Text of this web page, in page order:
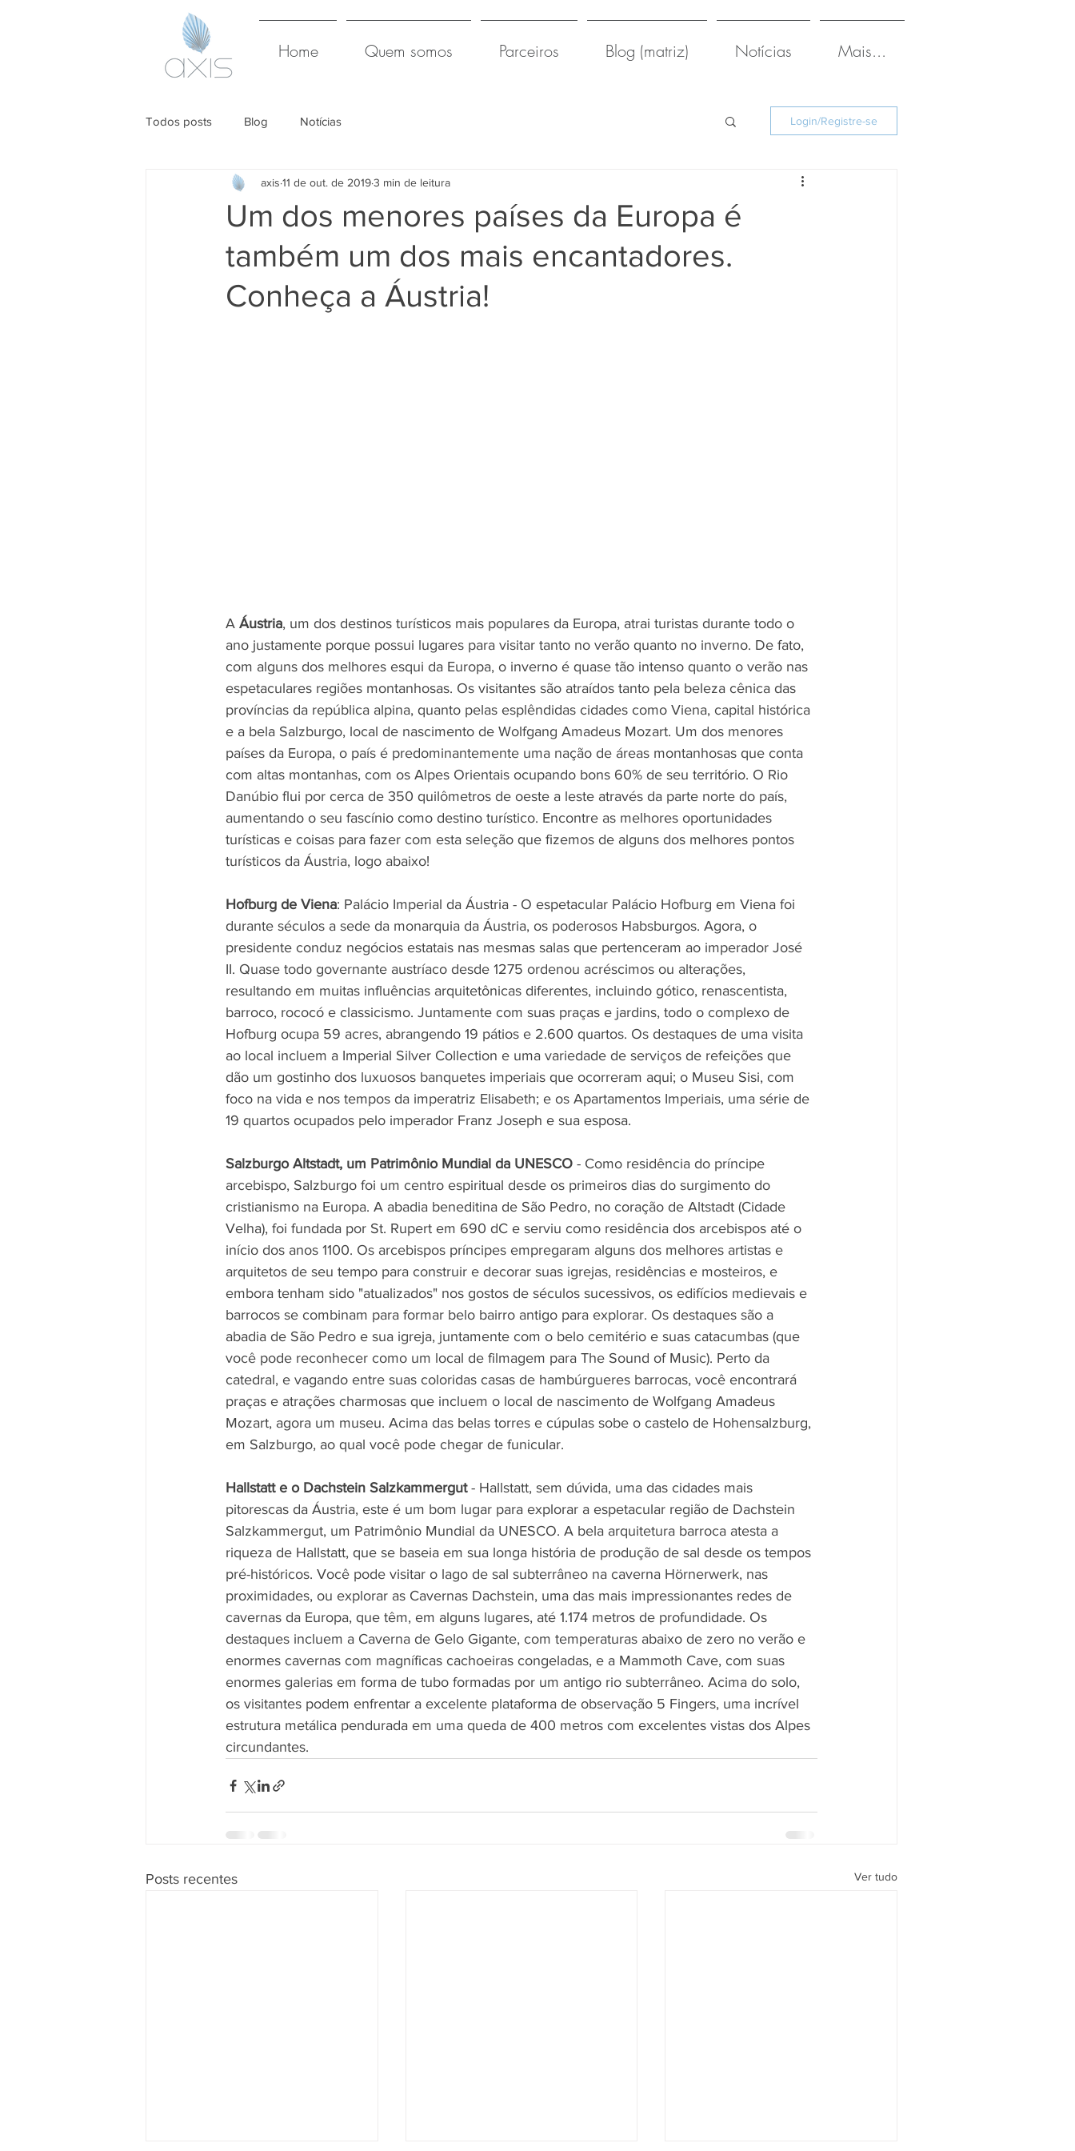
Home Quem somos Parceiros Blog (matriz) Notícias Mais...
Todos posts Blog Notícias Login/Registre-se
Um dos menores países da Europa é
também um dos mais encantadores.
Conheça a Áustria!
axis 11 de out. de 20193 min de leitura
A Áustria, um dos destinos turísticos mais populares da Europa, atrai turistas durante todo o
ano justamente porque possui lugares para visitar tanto no verão quanto no inverno. De fato,
com alguns dos melhores esqui da Europa, o inverno é quase tão intenso quanto o verão nas
espetaculares regiões montanhosas. Os visitantes são atraídos tanto pela beleza cênica das
províncias da república alpina, quanto pelas esplêndidas cidades como Viena, capital histórica
e a bela Salzburgo, local de nascimento de Wolfgang Amadeus Mozart. Um dos menores
países da Europa, o país é predominantemente uma nação de áreas montanhosas que conta
com altas montanhas, com os Alpes Orientais ocupando bons 60% de seu território. O Rio
Danúbio flui por cerca de 350 quilômetros de oeste a leste através da parte norte do país,
aumentando o seu fascínio como destino turístico. Encontre as melhores oportunidades
turísticas e coisas para fazer com esta seleção que fizemos de alguns dos melhores pontos
turísticos da Áustria, logo abaixo!
Hofburg de Viena: Palácio Imperial da Áustria - O espetacular Palácio Hofburg em Viena foi
durante séculos a sede da monarquia da Áustria, os poderosos Habsburgos. Agora, o
presidente conduz negócios estatais nas mesmas salas que pertenceram ao imperador José
II. Quase todo governante austríaco desde 1275 ordenou acréscimos ou alterações,
resultando em muitas influências arquitetônicas diferentes, incluindo gótico, renascentista,
barroco, rococó e classicismo. Juntamente com suas praças e jardins, todo o complexo de
Hofburg ocupa 59 acres, abrangendo 19 pátios e 2.600 quartos. Os destaques de uma visita
ao local incluem a Imperial Silver Collection e uma variedade de serviços de refeições que
dão um gostinho dos luxuosos banquetes imperiais que ocorreram aqui; o Museu Sisi, com
foco na vida e nos tempos da imperatriz Elisabeth; e os Apartamentos Imperiais, uma série de
19 quartos ocupados pelo imperador Franz Joseph e sua esposa.
Salzburgo Altstadt, um Patrimônio Mundial da UNESCO - Como residência do príncipe
arcebispo, Salzburgo foi um centro espiritual desde os primeiros dias do surgimento do
cristianismo na Europa. A abadia beneditina de São Pedro, no coração de Altstadt (Cidade
Velha), foi fundada por St. Rupert em 690 dC e serviu como residência dos arcebispos até o
início dos anos 1100. Os arcebispos príncipes empregaram alguns dos melhores artistas e
arquitetos de seu tempo para construir e decorar suas igrejas, residências e mosteiros, e
embora tenham sido "atualizados" nos gostos de séculos sucessivos, os edifícios medievais e
barrocos se combinam para formar belo bairro antigo para explorar. Os destaques são a
abadia de São Pedro e sua igreja, juntamente com o belo cemitério e suas catacumbas (que
você pode reconhecer como um local de filmagem para The Sound of Music). Perto da
catedral, e vagando entre suas coloridas casas de hambúrgueres barrocas, você encontrará
praças e atrações charmosas que incluem o local de nascimento de Wolfgang Amadeus
Mozart, agora um museu. Acima das belas torres e cúpulas sobe o castelo de Hohensalzburg,
em Salzburgo, ao qual você pode chegar de funicular.
Hallstatt e o Dachstein Salzkammergut - Hallstatt, sem dúvida, uma das cidades mais
pitorescas da Áustria, este é um bom lugar para explorar a espetacular região de Dachstein
Salzkammergut, um Patrimônio Mundial da UNESCO. A bela arquitetura barroca atesta a
riqueza de Hallstatt, que se baseia em sua longa história de produção de sal desde os tempos
pré-históricos. Você pode visitar o lago de sal subterrâneo na caverna Hörnerwerk, nas
proximidades, ou explorar as Cavernas Dachstein, uma das mais impressionantes redes de
cavernas da Europa, que têm, em alguns lugares, até 1.174 metros de profundidade. Os
destaques incluem a Caverna de Gelo Gigante, com temperaturas abaixo de zero no verão e
enormes cavernas com magníficas cachoeiras congeladas, e a Mammoth Cave, com suas
enormes galerias em forma de tubo formadas por um antigo rio subterrâneo. Acima do solo,
os visitantes podem enfrentar a excelente plataforma de observação 5 Fingers, uma incrível
estrutura metálica pendurada em uma queda de 400 metros com excelentes vistas dos Alpes
circundantes.
Posts recentes Ver tudo